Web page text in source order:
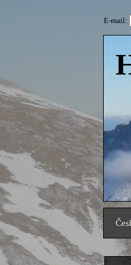
E-mail: